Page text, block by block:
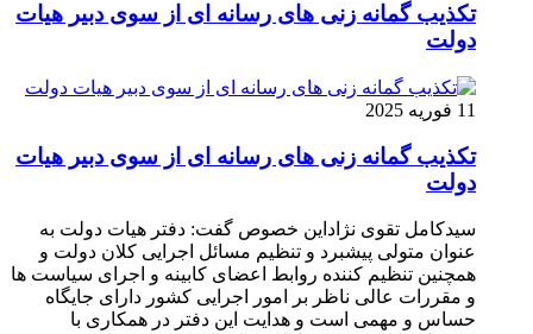
تکذیب گمانه زنی های رسانه ای از سوی دبیر هیات
دولت
11 فوریه 2025
تکذیب گمانه زنی های رسانه ای از سوی دبیر هیات
دولت
سیدکامل تقوی نژاداین خصوص گفت: دفتر هیات دولت به
عنوان متولی پیشبرد و تنظیم مسائل اجرایی کلان دولت و
همچنین تنظیم کننده روابط اعضای کابینه و اجرای سیاست ها
و مقررات عالی ناظر بر امور اجرایی کشور دارای جایگاه
حساس و مهمی است و هدایت این دفتر در همکاری با